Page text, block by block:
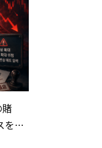
を巡